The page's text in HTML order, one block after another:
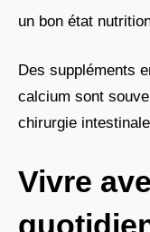
un bon état
Des suppléments
calcium sont
chirurgie
Vivre